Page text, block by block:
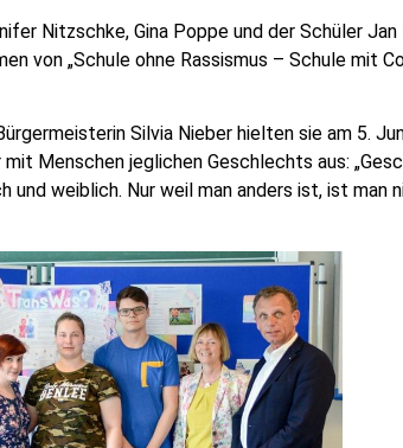
Nitzschke, Gina Poppe und der Schüler
von „Schule ohne Rassismus – Schule mit
Silvia Nieber hielten sie am 5.
Menschen jeglichen Geschlechts aus:
weiblich. Nur weil man anders ist, ist man